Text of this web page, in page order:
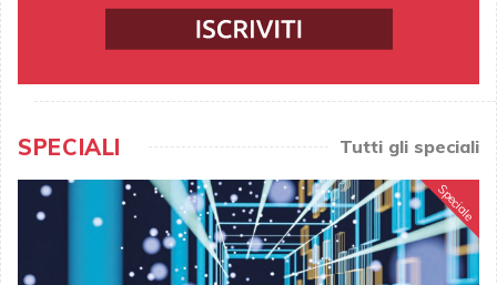
SPECIALI Tutti gli speciali
Speciale